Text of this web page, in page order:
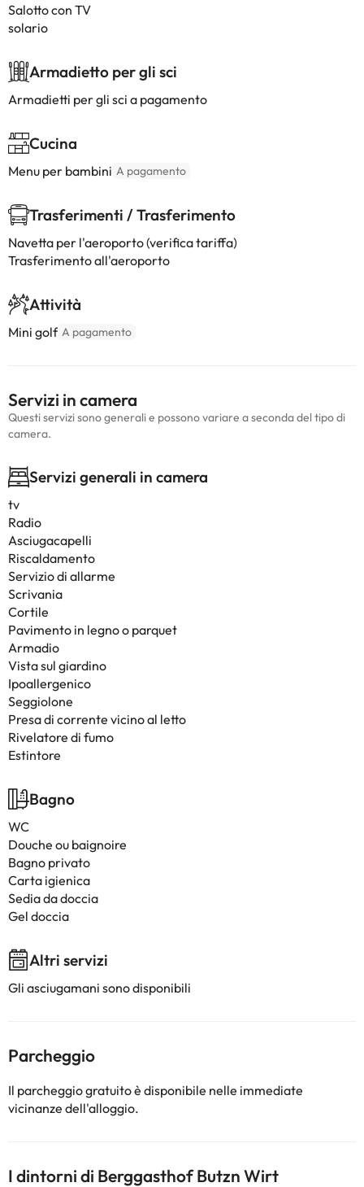
Salotto con TV
solario
Armadietto per gli sci
Armadietti per gli sci a pagamento
Cucina
Menu per bambini A pagamento
Trasferimenti / Trasferimento
Navetta per l'aeroporto (verifica tariffa)
Trasferimento all'aeroporto
Attività
Mini golf A pagamento
Servizi in camera
Questi servizi sono generali e possono variare a seconda del tipo di
camera.
Servizi generali in camera
tv
Radio
Asciugacapelli
Riscaldamento
Servizio di allarme
Scrivania
Cortile
Pavimento in legno o parquet
Armadio
Vista sul giardino
Ipoallergenico
Seggiolone
Presa di corrente vicino al letto
Rivelatore di fumo
Estintore
Bagno
WC
Douche ou baignoire
Bagno privato
Carta igienica
Sedia da doccia
Gel doccia
Altri servizi
Gli asciugamani sono disponibili
Parcheggio
Il parcheggio gratuito è disponibile nelle immediate
vicinanze dell'alloggio.
I dintorni di Berggasthof Butzn Wirt